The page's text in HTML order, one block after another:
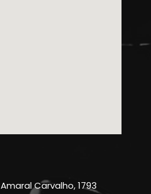
Carvalho, 1793